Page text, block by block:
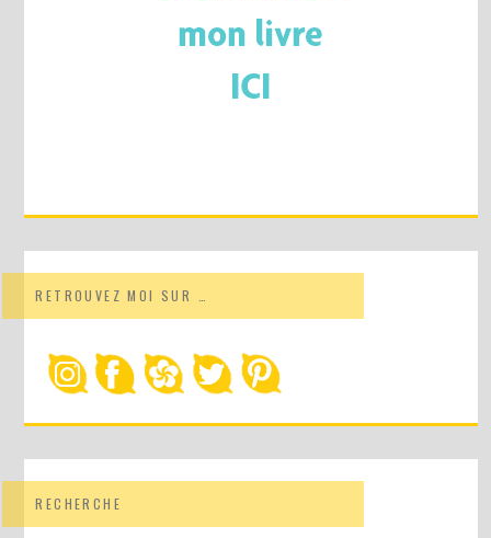
RETROUVEZ MOI SUR …
RECHERCHE